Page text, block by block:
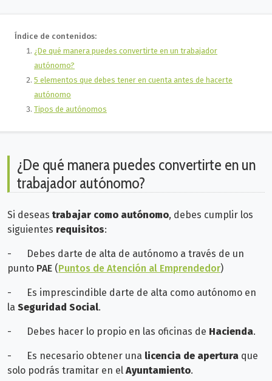
Índice de contenidos:
¿De qué manera puedes convertirte en un trabajador
autónomo?
5 elementos que debes tener en cuenta antes de hacerte
autónomo
Tipos de autónomos
¿De qué manera puedes convertirte en un
trabajador autónomo?
Si deseas trabajar como autónomo, debes cumplir los
siguientes requisitos:
-
Debes darte de alta de autónomo a través de un
punto PAE (Puntos de Atención al Emprendedor)
-
Es imprescindible darte de alta como autónomo en
la Seguridad Social.
- Debes hacer lo propio en las oficinas de Hacienda.
- Es necesario obtener una licencia de apertura que
solo podrás tramitar en elAyuntamiento.